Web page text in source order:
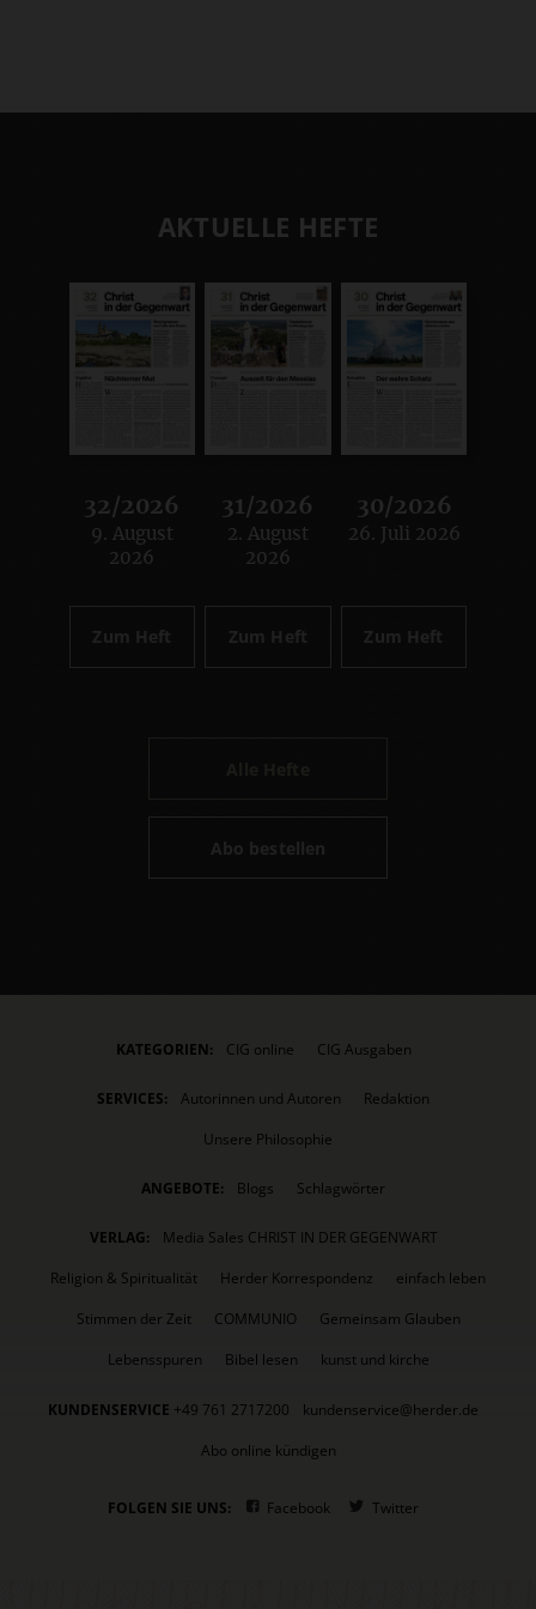
AKTUELLE HEFTE
32/2026
:
9. August
2026
Zum Heft
31/2026
:
2. August
2026
Zum Heft
30/2026
:
26. Juli 2026
Zum Heft
Abo bestellen
KATEGORIEN: CIG online CIG Ausgaben
SERVICES: Autorinnen und Autoren
Redaktion
Unsere Philosophie
ANGEBOTE: Blogs Schlagwörter
VERLAG:
Media Sales CHRIST IN DER GEGENWART
Religion & Spiritualität
Herder Korrespondenz
einfach leben
Stimmen der Zeit
COMMUNIO
Gemeinsam Glauben
Lebensspuren
Bibel lesen kunst und kirche
KUNDENSERVICE +49 761 2717200
kundenservice@herder.de
Abo online kündigen
FOLGEN SIE UNS: Facebook Twitter